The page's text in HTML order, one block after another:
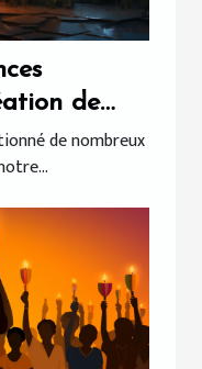
de
de nombreux